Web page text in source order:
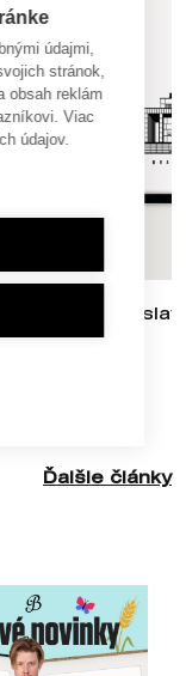
Slavín /
PVC plagáty
Ďalšie články
údajmi,
stránok,
obsah reklám
Viac
údajov.